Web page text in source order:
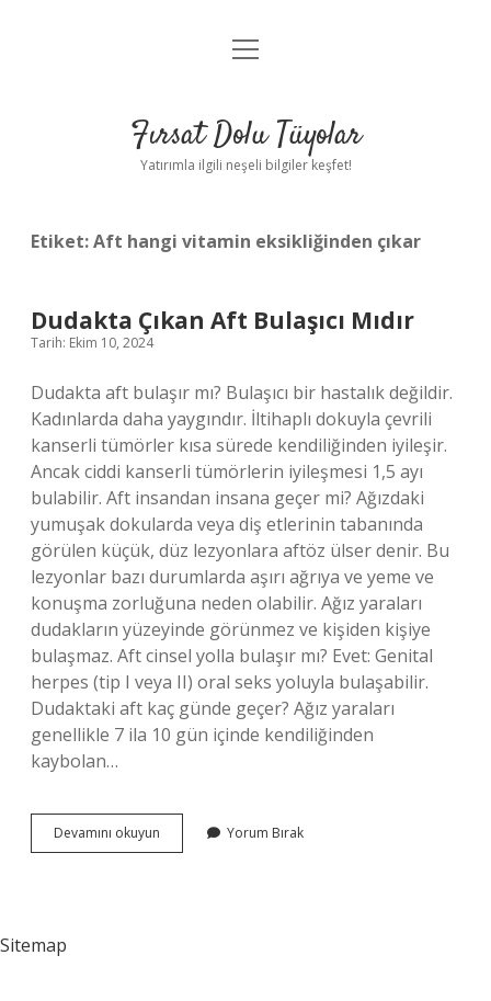
Gizlilik Politikası
Yasal Uyarı
menüyü
Fırsat Dolu Tüyolar
Yatırımla ilgili neşeli bilgiler keşfet!
Etiket:Aft hangi vitamin eksikliğinden çıkar
Dudakta Çıkan Aft Bulaşıcı Mıdır
Tarih: Ekim 10, 2024
Dudakta aft bulaşır mı? Bulaşıcı bir hastalık değildir.
Kadınlarda daha yaygındır. İltihaplı dokuyla çevrili
kanserli tümörler kısa sürede kendiliğinden iyileşir.
Ancak ciddi kanserli tümörlerin iyileşmesi 1,5 ayı
bulabilir. Aft insandan insana geçer mi? Ağızdaki
yumuşak dokularda veya diş etlerinin tabanında
görülen küçük, düz lezyonlara aftöz ülser denir. Bu
lezyonlar bazı durumlarda aşırı ağrıya ve yeme ve
konuşma zorluğuna neden olabilir. Ağız yaraları
dudakların yüzeyinde görünmez ve kişiden kişiye
bulaşmaz. Aft cinsel yolla bulaşır mı? Evet: Genital
herpes (tip I veya II) oral seks yoluyla bulaşabilir.
Dudaktaki aft kaç günde geçer? Ağız yaraları
genellikle 7 ila 10 gün içinde kendiliğinden
kaybolan…
Devamını okuyun Dudakta
Çıkan
Yorum Bırak
Sitemap